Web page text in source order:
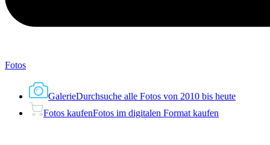
Fotos
GalerieDurchsuche alle Fotos von 2010 bis heute
Fotos kaufenFotos im digitalen Format kaufen